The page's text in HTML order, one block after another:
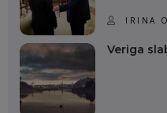
IRINA
Veriga